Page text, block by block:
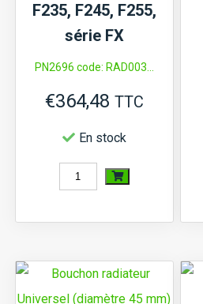
F235, F245, F255,
série FX
PN2696 code: RAD003...
€364,48 TTC
En stock
quantité
Radiateur
F20,
F22,